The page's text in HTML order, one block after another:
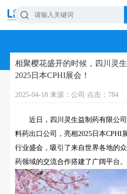
相聚樱花盛开的时候，四川灵
2025日本CPHI展会！
2025-04-18 来源：公司 点击：784
近日，四川灵生益制药有限公
料药出口公司，亮相2025日本CPHI
行业盛会，吸引了来自世界各地的
药领域的交流合作搭建了广阔平台。